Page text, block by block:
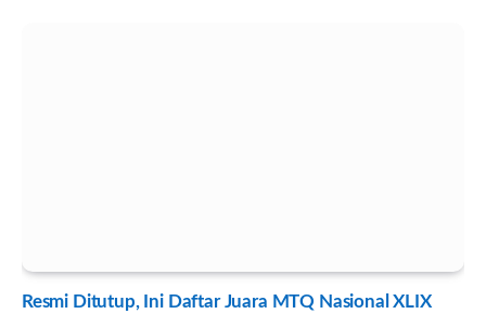
Resmi Ditutup, Ini Daftar Juara MTQ Nasional XLIX